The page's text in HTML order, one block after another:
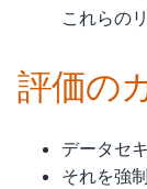
これらの
評価の
データセ
それを強